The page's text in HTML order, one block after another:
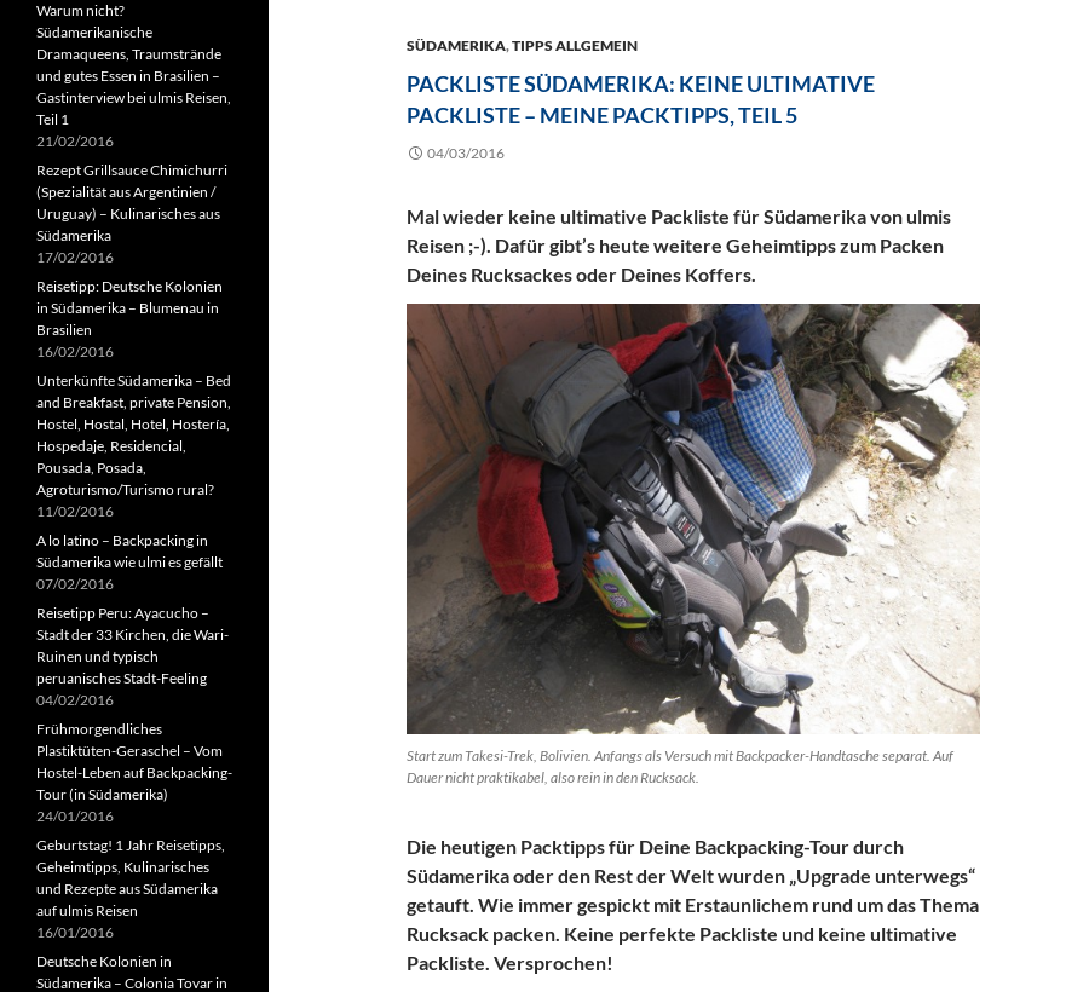
SÜDAMERIKA,TIPPS ALLGEMEIN
PACKLISTE SÜDAMERIKA: KEINE ULTIMATIVE
PACKLISTE – MEINE PACKTIPPS, TEIL 5
04/03/2016
Mal wieder keine ultimative Packliste für Südamerika von ulmis
Reisen ;-). Dafür gibt’s heute weitere Geheimtipps zum Packen
Deines Rucksackes oder Deines Koffers.
Start zum Takesi-Trek, Bolivien. Anfangs als Versuch mit Backpacker-Handtasche separat. Auf
Dauer nicht praktikabel, also rein in den Rucksack.
Die heutigen Packtipps für Deine Backpacking-Tour durch
Südamerika oder den Rest der Welt wurden „Upgrade unterwegs“
getauft. Wie immer gespickt mit Erstaunlichem rund um das Thema
Rucksack packen. Keine perfekte Packliste und keine ultimative
Packliste. Versprochen!
Warum nicht?
Südamerikanische
Dramaqueens, Traumstrände
und gutes Essen in Brasilien –
Gastinterview bei ulmis Reisen,
Teil 1
21/02/2016
Rezept Grillsauce Chimichurri
(Spezialität aus Argentinien /
Uruguay) – Kulinarisches aus
Südamerika
17/02/2016
Reisetipp: Deutsche Kolonien
in Südamerika – Blumenau in
Brasilien
16/02/2016
Unterkünfte Südamerika – Bed
and Breakfast, private Pension,
Hostel, Hostal, Hotel, Hostería,
Hospedaje, Residencial,
Pousada, Posada,
Agroturismo/Turismo rural?
11/02/2016
A lo latino – Backpacking in
Südamerika wie ulmi es gefällt
07/02/2016
Reisetipp Peru: Ayacucho –
Stadt der 33 Kirchen, die Wari-
Ruinen und typisch
peruanisches Stadt-Feeling
04/02/2016
Frühmorgendliches
Plastiktüten-Geraschel – Vom
Hostel-Leben auf Backpacking-
Tour (in Südamerika)
24/01/2016
Geburtstag! 1 Jahr Reisetipps,
Geheimtipps, Kulinarisches
und Rezepte aus Südamerika
auf ulmis Reisen
16/01/2016
Deutsche Kolonien in
Südamerika – Colonia Tovar in